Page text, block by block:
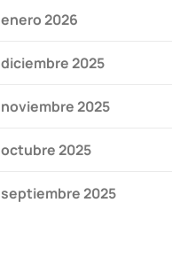
enero 2026
diciembre 2025
noviembre 2025
octubre 2025
septiembre 2025